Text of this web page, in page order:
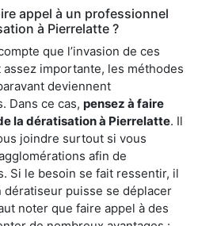
appel à un professionnel
à Pierrelatte ?
que l’invasion de ces
importante, les méthodes
deviennent
Dans ce cas, pensez à faire
la dératisation à Pierrelatte. Il
joindre surtout si vous
afin de
Si le besoin se fait ressentir, il
dératiseur puisse se déplacer
noter que faire appel à des